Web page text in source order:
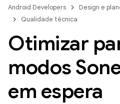
Android Developers Design e
Qualidade técnica
Otimizar
modos
em espera